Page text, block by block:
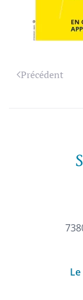
Précédent